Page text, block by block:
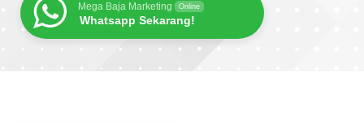
Mega Baja Marketing Online
Whatsapp Sekarang!